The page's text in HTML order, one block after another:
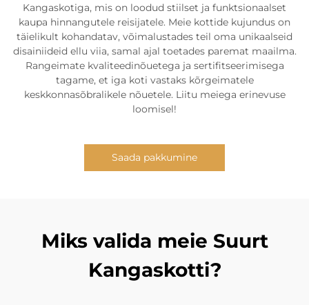
Kangaskotiga, mis on loodud stiilset ja funktsionaalset
kaupa hinnangutele reisijatele. Meie kottide kujundus on
täielikult kohandatav, võimalustades teil oma unikaalseid
disainiideid ellu viia, samal ajal toetades paremat maailma.
Rangeimate kvaliteedinõuetega ja sertifitseerimisega
tagame, et iga koti vastaks kõrgeimatele
keskkonnasõbralikele nõuetele. Liitu meiega erinevuse
loomisel!
Saada pakkumine
Miks valida meie Suurt
Kangaskotti?